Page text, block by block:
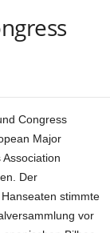
Congress
Major
Der
stimmte
vor